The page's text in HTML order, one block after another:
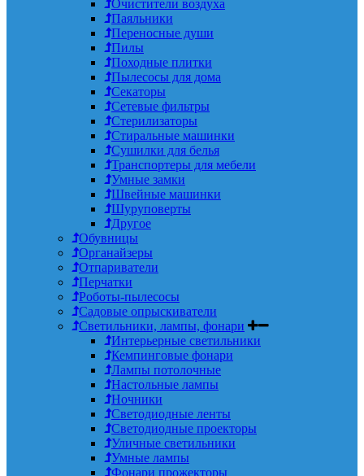
Очистители воздуха
Паяльники
Переносные души
Пилы
Походные плитки
Пылесосы для дома
Секаторы
Сетевые фильтры
Стерилизаторы
Стиральные машинки
Сушилки для белья
Транспортеры для мебели
Умные замки
Швейные машинки
Шуруповерты
Другое
Обувницы
Органайзеры
Отпариватели
Перчатки
Роботы-пылесосы
Садовые опрыскиватели
Светильники, лампы, фонари
Интерьерные светильники
Кемпинговые фонари
Лампы потолочные
Настольные лампы
Ночники
Светодиодные ленты
Светодиодные проекторы
Уличные светильники
Умные лампы
Фонари прожекторы